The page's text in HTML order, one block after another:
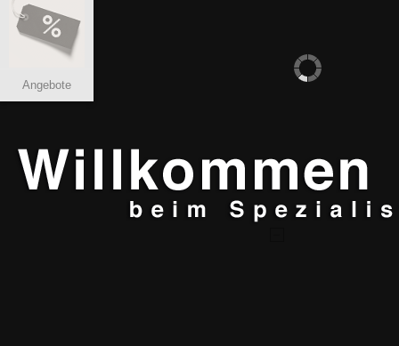
Angebote